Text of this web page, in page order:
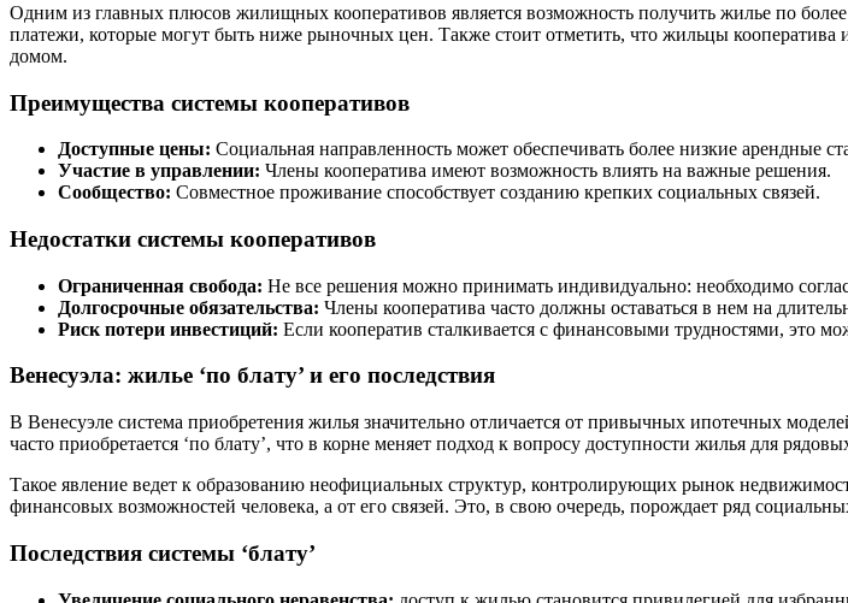
Одним из главных плюсов жилищных кооперативов является возможность получить жилье по
платежи, которые могут быть ниже рыночных цен. Также стоит отметить, что жильцы
домом.
Преимущества системы кооперативов
Доступные цены: Социальная направленность может обеспечивать более низкие арендные
Участие в управлении: Члены кооператива имеют возможность влиять на важные решения.
Сообщество: Совместное проживание способствует созданию крепких социальных связей.
Недостатки системы кооперативов
Ограниченная свобода: Не все решения можно принимать индивидуально: необходимо
Долгосрочные обязательства: Члены кооператива часто должны оставаться в нем на
Риск потери инвестиций: Если кооператив сталкивается с финансовыми трудностями, это
Венесуэла: жилье ‘по блату’ и его последствия
В Венесуэле система приобретения жилья значительно отличается от привычных ипотечных
часто приобретается ‘по блату’, что в корне меняет подход к вопросу доступности жилья для
Такое явление ведет к образованию неофициальных структур, контролирующих рынок
финансовых возможностей человека, а от его связей. Это, в свою очередь, порождает ряд
Последствия системы ‘блату’